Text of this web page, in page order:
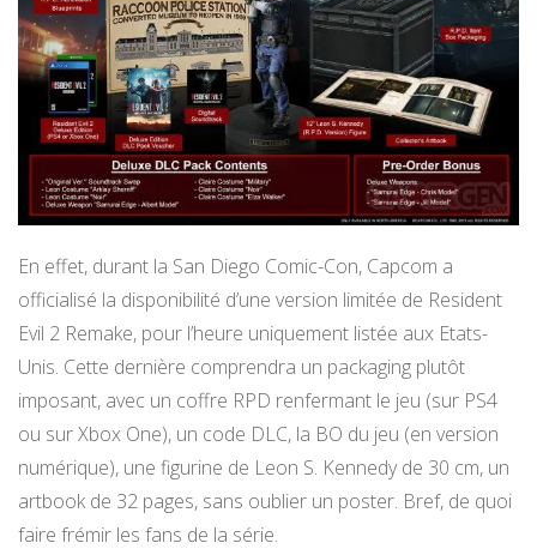
En effet, durant la San Diego Comic-Con, Capcom a
officialisé la disponibilité d’une version limitée de Resident
Evil 2 Remake, pour l’heure uniquement listée aux Etats-
Unis. Cette dernière comprendra un packaging plutôt
imposant, avec un coffre RPD renfermant le jeu (sur PS4
ou sur Xbox One), un code DLC, la BO du jeu (en version
numérique), une figurine de Leon S. Kennedy de 30 cm, un
artbook de 32 pages, sans oublier un poster. Bref, de quoi
faire frémir les fans de la série.